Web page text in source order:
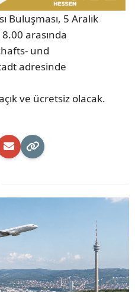
Buluşması, 5 Aralık
arasında
und
adresinde
ve ücretsiz olacak.